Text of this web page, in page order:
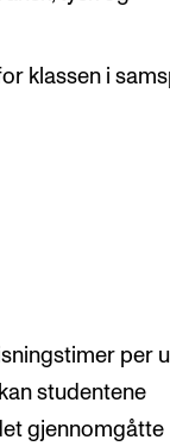
klassen i
per
studentene
gjennomgåtte